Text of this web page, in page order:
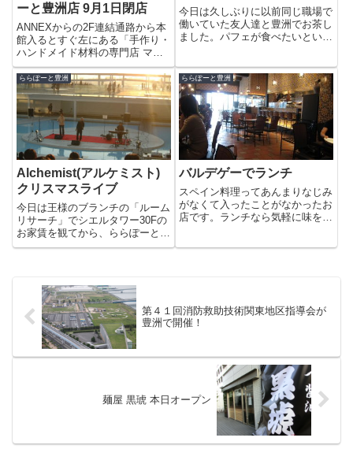
ーと豊洲店 9月1日閉店
ANNEXからの2F連結通路から本
館入るとすぐ左にある「手作り・
ハンドメイド材料の専門店 マー
ノクレアール ららぽーと豊洲
店」さんが9月1日で閉店するそ
うです。ららぽーと豊洲がオープ
ンした当初からあった店舗なので
なんか感慨深いですね。nao...
今日は久しぶりに以前同じ職場で
働いていた友人達と豊洲でお茶し
ました。パフェが食べたいという
ツ。久しぶりにいろんな話が聞き
ながら中国茶とケーキをいただき
ます。同じららぽでも人によって
売...
ららぽーと豊洲
Alchemist(アルケミスト)
クリスマスライブ
今日は王様のブランチの「ルーム
リサーチ」でシエルタワー30Fの
お家賃を観てから、ららぽーとの
サウスポート1F、Revello
店も綺麗でした。ただちょっと高
ららぽーと豊洲
バルデゲーでランチ
スペイン料理ってあんまりなじみ
がなくて入ったことがなかったお
店です。ランチなら気軽に味を試
第４１回消防救助技術関東地区指導会が
豊洲で開催！
麺屋 黒琥 本日オープン